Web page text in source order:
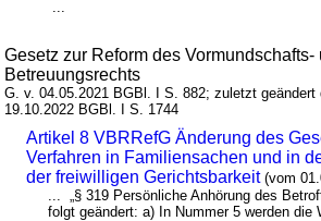
Gesetz zur Reform des Vormundschafts-
Betreuungsrechts
G. v. 04.05.2021 BGBl. I S. 882; zuletzt geändert
19.10.2022 BGBl. I S. 1744
Artikel 8 VBRRefG Änderung des
Verfahren in Familiensachen und in
der freiwilligen Gerichtsbarkeit (vom
... „§ 319 Persönliche Anhörung des
folgt geändert: a) In Nummer 5 werden die